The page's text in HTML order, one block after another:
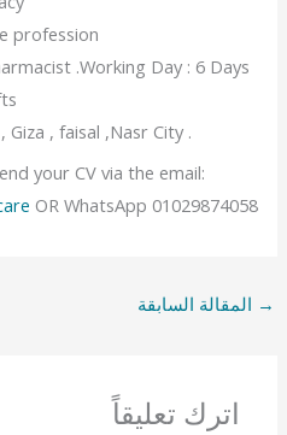
profession
.Working Day : 6 Days
, faisal ,Nasr City .
your CV via the email:
OR WhatsApp 01029874058
→ المقالة السابقة
اترك تعليقاً